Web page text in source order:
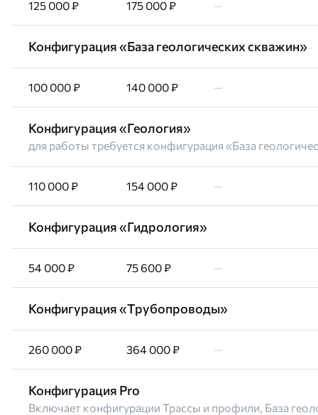
125 000 ₽ 175 000 ₽ —
Конфигурация «База геологических скважин»
100 000 ₽ 140 000 ₽ —
Конфигурация «Геология»
для работы требуется конфигурация «База
110 000 ₽ 154 000 ₽ —
Конфигурация «Гидрология»
54 000 ₽ 75 600 ₽ —
Конфигурация «Трубопроводы»
260 000 ₽ 364 000 ₽ —
Конфигурация Pro
Включает конфигурации Трассы и профили, База